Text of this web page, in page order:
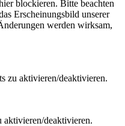
blockieren. Bitte beachten
Erscheinungsbild unserer
werden wirksam,
zu aktivieren/deaktivieren.
deaktivieren.